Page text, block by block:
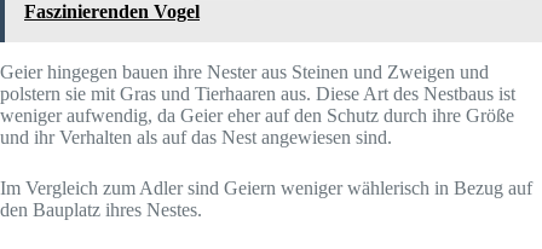
Faszinierenden Vogel
Geier hingegen bauen ihre Nester aus Steinen und Zweigen und
polstern sie mit Gras und Tierhaaren aus. Diese Art des Nestbaus ist
weniger aufwendig, da Geier eher auf den Schutz durch ihre Größe
und ihr Verhalten als auf das Nest angewiesen sind.
Im Vergleich zum Adler sind Geiern weniger wählerisch in Bezug auf
den Bauplatz ihres Nestes.